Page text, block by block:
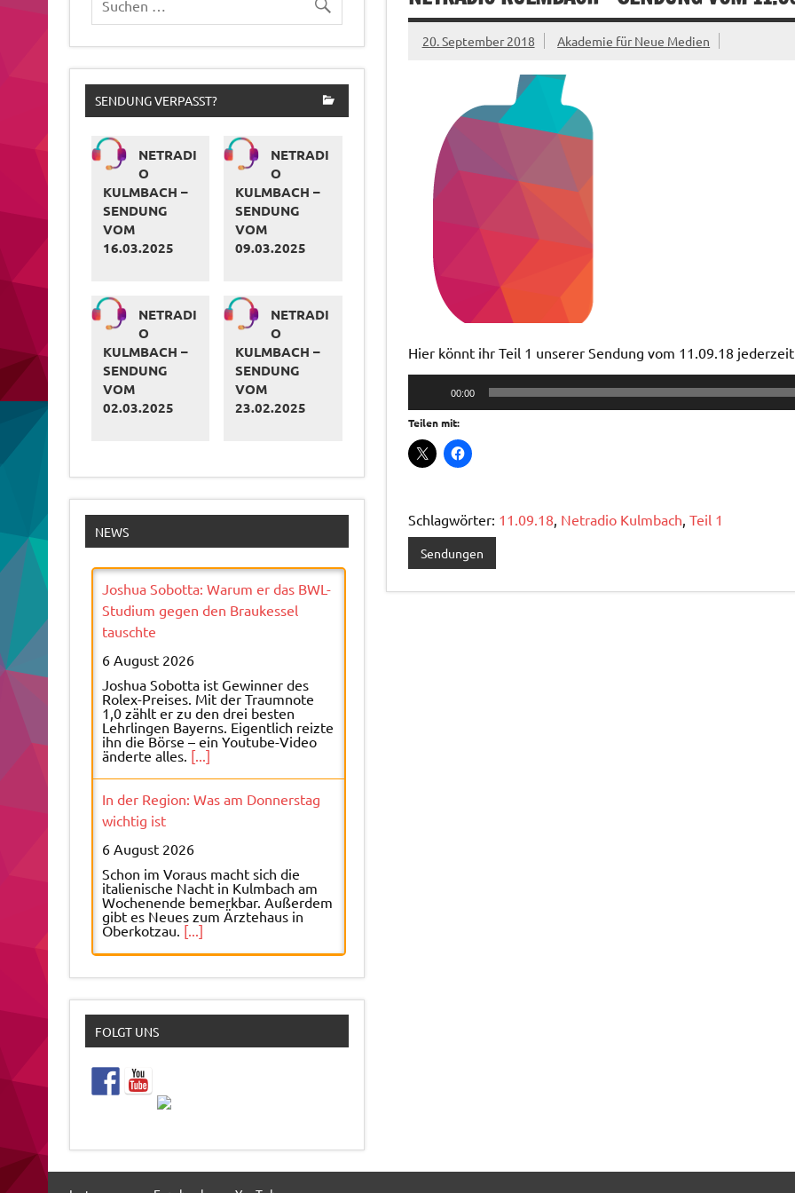
20. September 2018 Akademie für Neue Medien
Hier könnt ihr Teil 1 unserer Sendung vom 11.09.18
Player
00:00
Teilen mit:
Schlagwörter: 11.09.18, Netradio Kulmbach, Teil 1
Sendungen
SENDUNG VERPASST?
NETRADI
O
KULMBACH –
SENDUNG
VOM
16.03.2025
NETRADI
O
KULMBACH –
SENDUNG
VOM
09.03.2025
NETRADI
O
KULMBACH –
SENDUNG
VOM
02.03.2025
NETRADI
O
KULMBACH –
SENDUNG
VOM
23.02.2025
NEWS
Joshua Sobotta: Warum er das BWL-
Studium gegen den Braukessel
tauschte
6 August 2026
Joshua Sobotta ist Gewinner des
Rolex-Preises. Mit der Traumnote
1,0 zählt er zu den drei besten
Lehrlingen Bayerns. Eigentlich reizte
ihn die Börse – ein Youtube-Video
änderte alles. [...]
In der Region: Was am Donnerstag
wichtig ist
6 August 2026
Schon im Voraus macht sich die
italienische Nacht in Kulmbach am
Wochenende bemerkbar. Außerdem
gibt es Neues zum Ärztehaus in
Oberkotzau. [...]
Fußball-Kreispokal: Emotionale
Für Mitterteichs Trainer Mo Tamo ist
Kreispokal ein ganz besonderes
Spiel – auch privat.
Traum platzt
FOLGT UNS